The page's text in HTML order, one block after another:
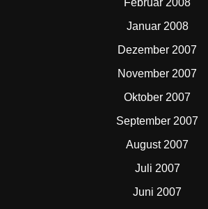
Februar 2008
Januar 2008
Dezember 2007
November 2007
Oktober 2007
September 2007
August 2007
Juli 2007
Juni 2007